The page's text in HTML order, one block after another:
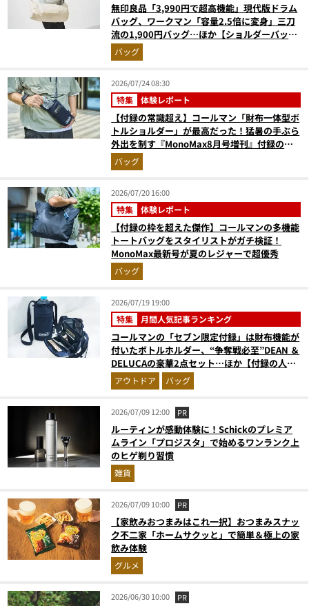
無印良品「3,990円で超高機能」現代版ドラム
バッグ、ワークマン「容量2.5倍に変身」三刀
流の1,900円バッグ…ほか【ショルダーバッグ
の人気記事ランキングベスト3】（2026年6月
版）
バッグ
2026/07/24 08:30
特集 体験レポート
【付録の常識超え】コールマン「財布一体型ボ
トルショルダー」が最高だった！猛暑の手ぶら
外出を制す『MonoMax8月号増刊』付録の実
力をスタイリストが徹底レポ
バッグ
2026/07/20 16:00
特集 体験レポート
【付録の枠を超えた傑作】コールマンの多機能
トートバッグをスタイリストがガチ検証！
MonoMax最新号が夏のレジャーで超優秀
バッグ
2026/07/19 19:00
特集 月間人気記事ランキング
コールマンの「セブン限定付録」は財布機能が
付いたボトルホルダー、“争奪戦必至”DEAN ＆
DELUCAの豪華2点セット…ほか【付録の人気
記事ランキングベスト3】（2026年6月版）
アウトドア バッグ
2026/07/09 12:00 PR
ルーティンが感動体験に！Schickのプレミア
ムライン「プロジスタ」で始めるワンランク上
のヒゲ剃り習慣
雑貨
2026/07/09 10:00 PR
【家飲みおつまみはこれ一択】おつまみスナッ
ク不二家「ホームサクッと」で簡単＆極上の家
飲み体験
グルメ
2026/06/30 10:00 PR